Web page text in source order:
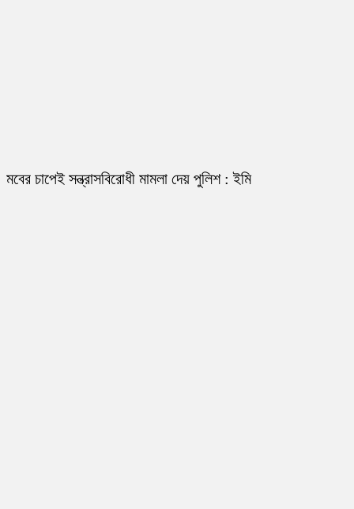
মবের চাপেই সন্ত্রাসবিরোধী মামলা দেয় পুলিশ : ইমি